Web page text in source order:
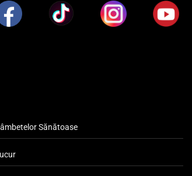
Sănătoase